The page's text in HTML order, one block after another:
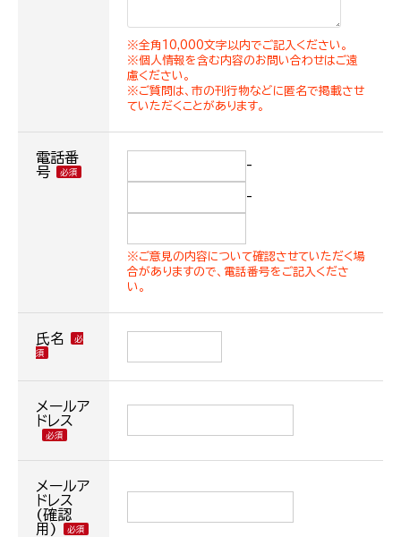
※全角10,000文字以内でご記入ください。
※個人情報を含む内容のお問い合わせはご遠
慮ください。
※ご質問は、市の刊行物などに匿名で掲載させ
ていただくことがあります。
電話番
号
-
-
※ご意見の内容について確認させていただく場
合がありますので、電話番号をご記入くださ
い。
氏名
メールア
ドレス
メールア
ドレス
(確認
用)